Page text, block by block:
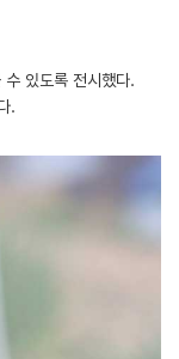
있도록 전시했다.
.